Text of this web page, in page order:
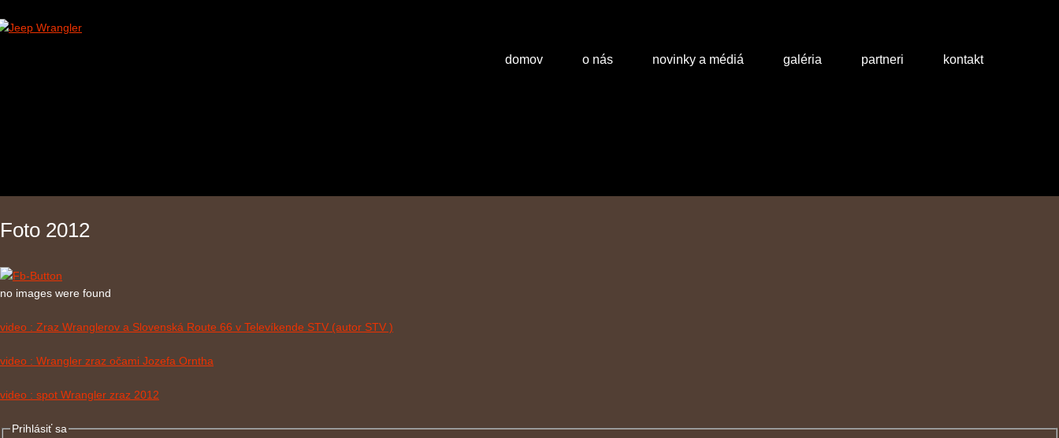
domov o nás novinky a médiá galéria partneri kontakt
Foto 2012
no images were found
video : Zraz Wranglerov a Slovenská Route 66 v Televíkende STV (autor STV )
video : Wrangler zraz očami Jozefa Orntha
video : spot Wrangler zraz 2012
Prihlásiť sa